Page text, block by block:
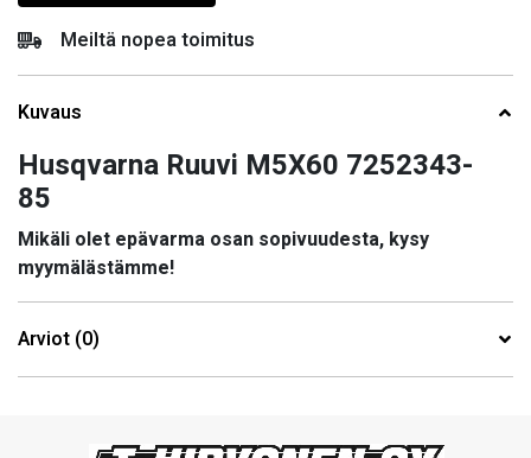
Meiltä nopea toimitus
Kuvaus
Husqvarna Ruuvi M5X60 7252343-
85
Mikäli olet epävarma osan sopivuudesta, kysy
myymälästämme!
Arviot (0)